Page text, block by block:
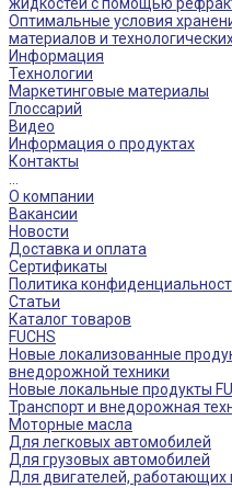
Оптимальные условия
материалов и
Информация
Технологии
Маркетинговые материалы
Глоссарий
Видео
Информация о продуктах
Контакты
О компании
Вакансии
Новости
Доставка и оплата
Сертификаты
Политика
Статьи
Каталог товаров
FUCHS
Новые локализованные
внедорожной техники
Новые локальные продукты
Транспорт и внедорожная
Моторные масла
Для легковых автомобилей
Для грузовых автомобилей
Для двигателей, работающих